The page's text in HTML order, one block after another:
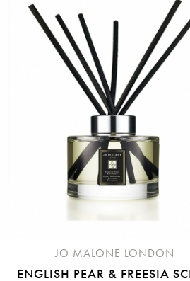
JO MALONE LONDON
ENGLISH PEAR & FREESIA